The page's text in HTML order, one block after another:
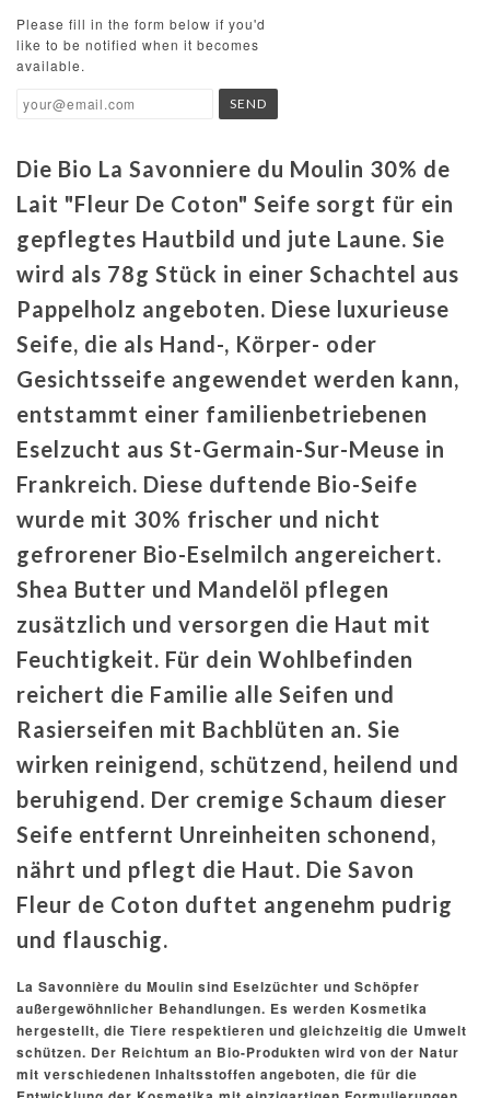
Please fill in the form below if you'd
like to be notified when it becomes
available.
Die Bio La Savonniere du Moulin 30% de
Lait "Fleur De Coton" Seife sorgt für ein
gepflegtes Hautbild und jute Laune. Sie
wird als 78g Stück in einer Schachtel aus
Pappelholz angeboten. Diese luxurieuse
Seife, die als Hand-, Körper- oder
Gesichtsseife angewendet werden kann,
entstammt einer familienbetriebenen
Eselzucht aus St-Germain-Sur-Meuse in
Frankreich. Diese duftende Bio-Seife
wurde mit 30% frischer und nicht
gefrorener Bio-Eselmilch angereichert.
Shea Butter und Mandelöl pflegen
zusätzlich und versorgen die Haut mit
Feuchtigkeit. Für dein Wohlbefinden
reichert die Familie alle Seifen und
Rasierseifen mit Bachblüten an. Sie
wirken reinigend, schützend, heilend und
beruhigend. Der cremige Schaum dieser
Seife entfernt Unreinheiten schonend,
nährt und pflegt die Haut. Die Savon
Fleur de Coton duftet angenehm pudrig
und flauschig.
La Savonnière du Moulin sind Eselzüchter und Schöpfer
außergewöhnlicher Behandlungen. Es werden Kosmetika
hergestellt, die Tiere respektieren und gleichzeitig die Umwelt
schützen. Der Reichtum an Bio-Produkten wird von der Natur
mit verschiedenen Inhaltsstoffen angeboten, die für die